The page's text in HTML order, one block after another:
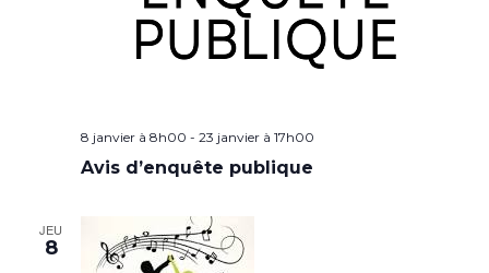
8 janvier à 8h00 - 23 janvier à 17h00
Avis d’enquête publique
JEU
8